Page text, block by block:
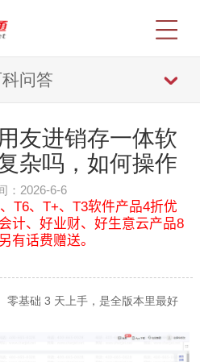
问答
友进销存一体软
杂吗，如何操作
：2026-6-6
T6、T+、T3软件产品4折优
计、好业财、好生意云产品8
有话费赠送。
零基础 3 天上手，是全版本里最好